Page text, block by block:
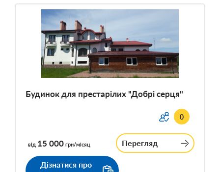
Будинок для престарілих "Добрі серця"
0
від 15 000 грн/місяц Перегляд
Дізнатися про